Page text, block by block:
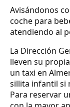
Avisándonos
coche para
atendiendo al
La Dirección
lleven su
un taxi en
sillita infantil si
Para reservar